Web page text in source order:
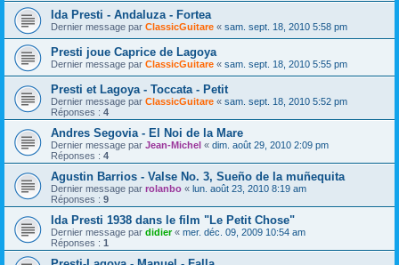
Ida Presti - Andaluza - Fortea
Dernier message par ClassicGuitare « sam. sept. 18, 2010 5:58 pm
Presti joue Caprice de Lagoya
Dernier message par ClassicGuitare « sam. sept. 18, 2010 5:55 pm
Presti et Lagoya - Toccata - Petit
Dernier message par ClassicGuitare « sam. sept. 18, 2010 5:52 pm
Réponses : 4
Andres Segovia - El Noi de la Mare
Dernier message par Jean-Michel « dim. août 29, 2010 2:09 pm
Réponses : 4
Agustin Barrios - Valse No. 3, Sueño de la muñequita
Dernier message par rolanbo « lun. août 23, 2010 8:19 am
Réponses : 9
Ida Presti 1938 dans le film "Le Petit Chose"
Dernier message par didier« mer. déc. 09, 2009 10:54 am
Réponses : 1